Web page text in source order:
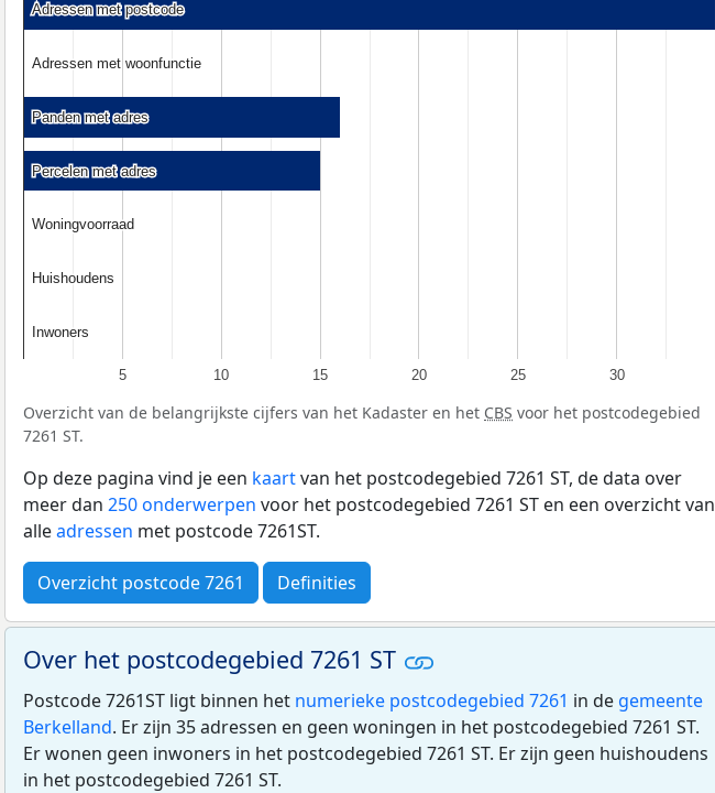
5 10 15 20 25 30
Adressen met postcode
Adressen met postcode
Adressen met woonfunctie
Adressen met woonfunctie
Panden met adres
Panden met adres
Percelen met adres
Percelen met adres
Woningvoorraad
Woningvoorraad
Huishoudens
Huishoudens
Inwoners
Inwoners
Overzicht van de belangrijkste cijfers van het Kadaster en het CBS voor het postcodegebied
7261 ST.
Op deze pagina vind je een kaartvan het postcodegebied 7261 ST, de data over
meer dan 250 onderwerpen voor het postcodegebied 7261 ST en een overzicht van
alleadressen met postcode 7261ST.
Overzicht postcode 7261 Definities
Over het postcodegebied 7261 ST
Postcode 7261ST ligt binnen het numerieke postcodegebied 7261 in de gemeente
Berkelland. Er zijn 35 adressen en geen woningen in het postcodegebied 7261 ST.
Er wonen geen inwoners in het postcodegebied 7261 ST. Er zijn geen huishoudens
in het postcodegebied 7261 ST.